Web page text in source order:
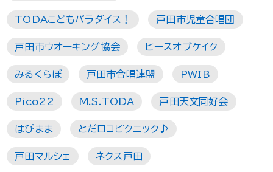
TODAこどもパラダイス！ 戸田市児童合唱団
戸田市ウオーキング協会 ピースオブケイク
みるくらぼ 戸田市合唱連盟 PWIB
Pico22 M.S.TODA 戸田天文同好会
はぴまま とだロコピクニック♪
戸田マルシェ ネクス戸田